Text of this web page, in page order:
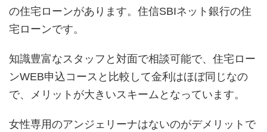
の住宅ローンがあります。住信SBIネット銀行の住
宅ローンです。
知識豊富なスタッフと対面で相談可能で、住宅ロー
ンWEB申込コースと比較して金利はほぼ同じなの
で、メリットが大きいスキームとなっています。
女性専用のアンジェリーナはないのがデメリットで